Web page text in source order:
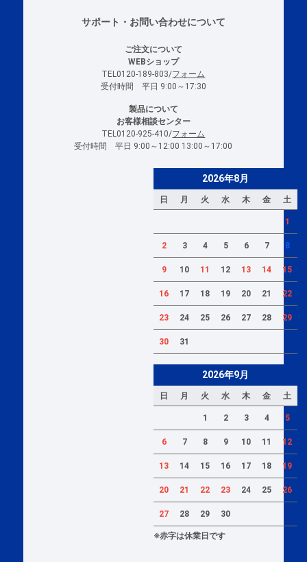
サポート・お問い合わせについて
ご注文について
WEBショップ
TEL0120-189-803/フォーム
受付時間 平日 9:00～17:30
製品について
お客様相談センター
TEL0120-925-410/フォーム
受付時間 平日 9:00～12:00 13:00～17:00
2026年8月
日 月 火 水 木 金 土
1
2 3 4 5 6 7 8
9 10 11 12 13 14 15
16 17 18 19 20 21 22
23 24 25 26 27 28 29
30 31
2026年9月
日 月 火 水 木 金 土
1 2 3 4 5
6 7 8 9 10 11 12
13 14 15 16 17 18 19
20 21 22 23 24 25 26
27 28 29 30
※赤字は休業日です